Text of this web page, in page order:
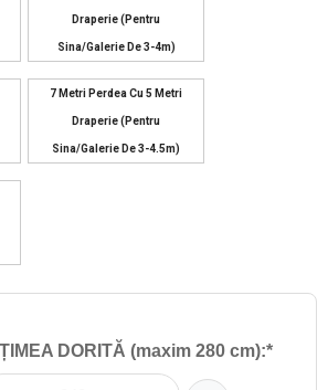
Draperie (pentru
Sina/galerie De 3-4m)
7 Metri Perdea Cu 5 Metri
Draperie (pentru
Sina/galerie De 3-4.5m)
DORITĂ (maxim 280 cm):*